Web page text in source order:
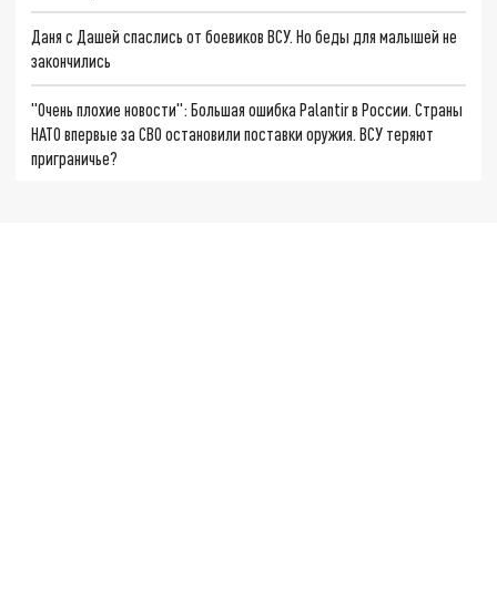
Даня с Дашей спаслись от боевиков ВСУ. Но беды для малышей не
закончились
"Очень плохие новости": Большая ошибка Palantir в России. Страны
НАТО впервые за СВО остановили поставки оружия. ВСУ теряют
приграничье?